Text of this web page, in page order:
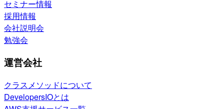
セミナー情報
採用情報
会社説明会
勉強会
運営会社
クラスメソッドについて
DevelopersIOとは